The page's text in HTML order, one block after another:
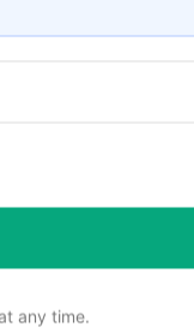
similaire
distinctif de Dan
vous permet
any time.